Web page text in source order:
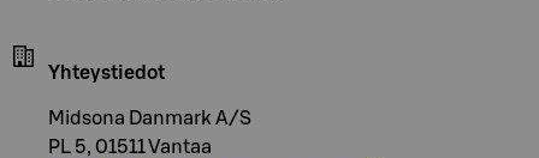
Yhteystiedot
Midsona Danmark A/S
PL 5, 01511 Vantaa